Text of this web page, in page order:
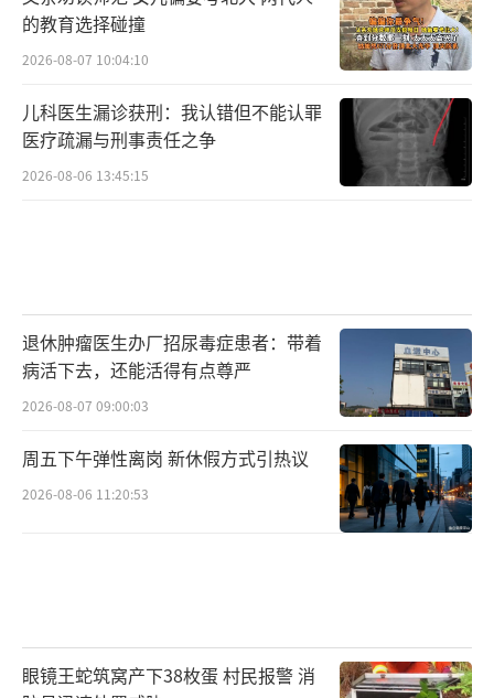
的教育选择碰撞
2026-08-07 10:04:10
儿科医生漏诊获刑：我认错但不能认罪
医疗疏漏与刑事责任之争
2026-08-06 13:45:15
退休肿瘤医生办厂招尿毒症患者：带着
病活下去，还能活得有点尊严
2026-08-07 09:00:03
周五下午弹性离岗 新休假方式引热议
2026-08-06 11:20:53
眼镜王蛇筑窝产下38枚蛋 村民报警 消